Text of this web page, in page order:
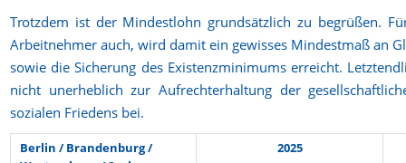
Trotzdem ist der Mindestlohn grundsätzlich zu begrüßen.
Arbeitnehmer auch, wird damit ein gewisses Mindestmaß an
sowie die Sicherung des Existenzminimums erreicht.
nicht unerheblich zur Aufrechterhaltung der
sozialen Friedens bei.
Berlin / Brandenburg /
2025